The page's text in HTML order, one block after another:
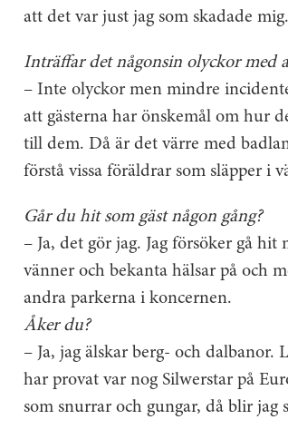
att det var just jag som skadade mig.
Inträffar det någonsin olyckor med
– Inte olyckor men mindre
att gästerna har önskemål om hur
till dem. Då är det värre med
förstå vissa föräldrar som släpper i
Går du hit som gäst någon gång?
– Ja, det gör jag. Jag försöker gå
vänner och bekanta hälsar på och
andra parkerna i koncernen.
Åker du?
– Ja, jag älskar berg- och dalbanor.
har provat var nog Silwerstar på
som snurrar och gungar, då blir jag